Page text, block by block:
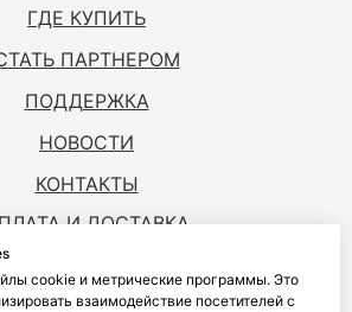
2026. Все права защищены
ГДЕ КУПИТЬ
ПАРТНЕРОМ
ПОДДЕРЖКА
НОВОСТИ
КОНТАКТЫ
И ДОСТАВКА
cookie и метрические программы. Это
взаимодействие посетителей с